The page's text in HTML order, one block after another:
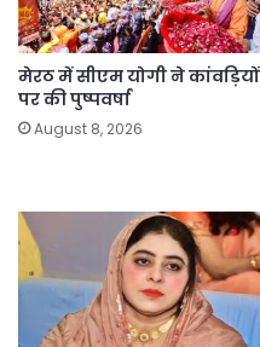
मेरठ में सीएम योगी ने कांवड़ियों
पर की पुष्पवर्षा
August 8, 2026